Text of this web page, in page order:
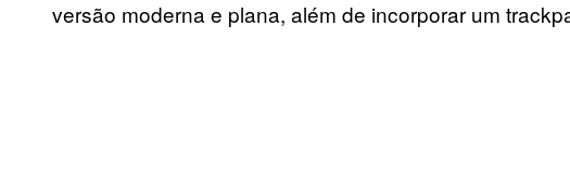
versão moderna e plana, além de incorporar um